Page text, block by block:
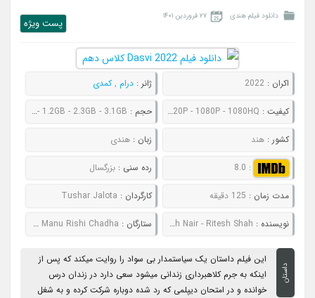
دانلود فیلم هندی ۲۷ فروردین ۱۴۰۱
پست ويژه
اکران :2022 ژانر : درام ,کمدی
کیفیت : 480P - 720P - 1080P - 1080HQ حجم : 850MB - 1.2GB - 2.3GB - 3.1GB
کشور :هند زبان : هندی
:
8.0 رده سنی : بزرگسال
مدت زمان : 125 دقیقه کارگردان : Tushar Jalota
نویسنده : Suresh Nair - Ritesh Shah ستارگان : Abhishek Bachchan # Nimrat Kaur # Yami Gautam # Manu Rishi Chadha
داستان
این فیلم داستان یک سیاستمدار بی سواد را روایت میکند که پس از
اینکه به جرم کلاهبرداری زندانی میشود سعی دارد در زندان درس
خوانده و در امتحان دیپلمی که رد شده دوباره شرکت کرده و به شغل